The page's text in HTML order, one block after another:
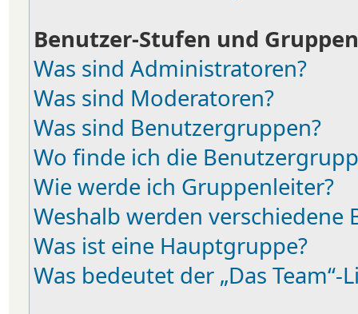
Benutzer-Stufen und Gruppen
Was sind Administratoren?
Was sind Moderatoren?
Was sind Benutzergruppen?
Wo finde ich die
Wie werde ich Gruppenleiter?
Weshalb werden
Was ist eine Hauptgruppe?
Was bedeutet der „Das